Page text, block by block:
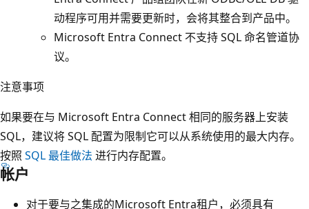
动程序可用并需要更新时，会将其整合到产品中。
Microsoft Entra Connect 不支持 SQL 命名管道协
议。
注意事项
如果要在与 Microsoft Entra Connect 相同的服务器上安装
SQL，建议将 SQL 配置为限制它可以从系统使用的最大内存。
按照 SQL 最佳做法 进行内存配置。
帐户
对于要与之集成的Microsoft Entra租户，必须具有